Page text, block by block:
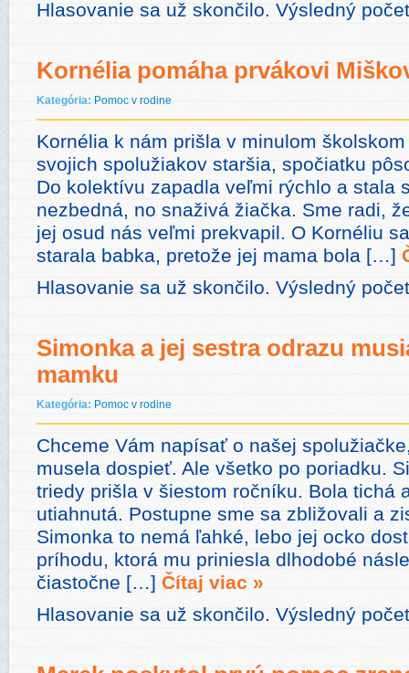
Hlasovanie sa už skončilo. Výsledný
Kornélia pomáha prvákovi
Kategória: Pomoc v rodine
Kornélia k nám prišla v minulom
svojich spolužiakov staršia, spočiatku
Do kolektívu zapadla veľmi rýchlo a stala
nezbedná, no snaživá žiačka. Sme radi,
jej osud nás veľmi prekvapil. O Kornéliu
starala babka, pretože jej mama bola […]
Hlasovanie sa už skončilo. Výsledný
Simonka a jej sestra odrazu
mamku
Kategória: Pomoc v rodine
Chceme Vám napísať o našej
musela dospieť. Ale všetko po poriadku.
triedy prišla v šiestom ročníku. Bola tichá
utiahnutá. Postupne sme sa zbližovali a
Simonka to nemá ľahké, lebo jej ocko
príhodu, ktorá mu priniesla dlhodobé
čiastočne […] Čítaj viac »
Hlasovanie sa už skončilo. Výsledný